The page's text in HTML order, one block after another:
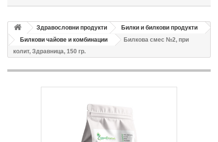
Здравословни продукти
Билки и билкови продукти
Билкови чайове и комбинации
Билкова смес №2, при
колит, Здравница, 150 гр.